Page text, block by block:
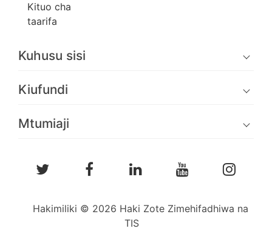
Kituo cha
taarifa
Kuhusu sisi
Kiufundi
Mtumiaji
Hakimiliki © 2026 Haki Zote Zimehifadhiwa na
TIS